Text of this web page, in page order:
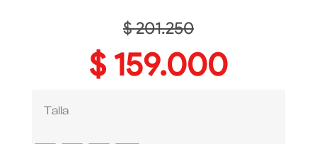
$201.250
$ 159.000
Talla